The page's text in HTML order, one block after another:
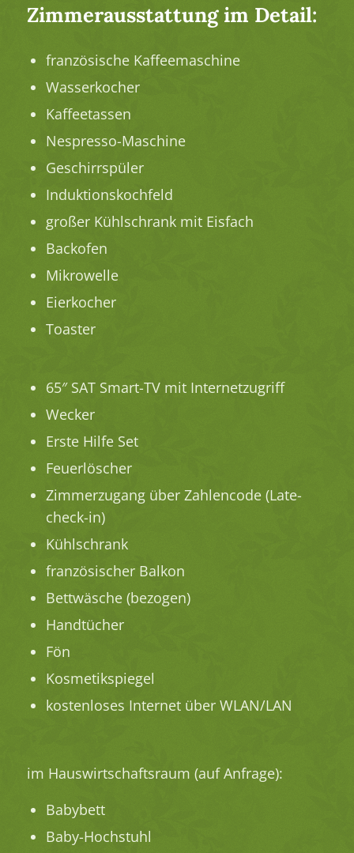
Zimmerausstattung im Detail:
französische Kaffeemaschine
Wasserkocher
Kaffeetassen
Nespresso-Maschine
Geschirrspüler
Induktionskochfeld
großer Kühlschrank mit Eisfach
Backofen
Mikrowelle
Eierkocher
Toaster
65″ SAT Smart-TV mit Internetzugriff
Wecker
Erste Hilfe Set
Feuerlöscher
Zimmerzugang über Zahlencode (Late-
check-in)
Kühlschrank
französischer Balkon
Bettwäsche (bezogen)
Handtücher
Fön
Kosmetikspiegel
kostenloses Internet über WLAN/LAN
im Hauswirtschaftsraum (auf Anfrage):
Babybett
Baby-Hochstuhl